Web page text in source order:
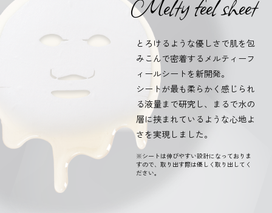
とろけるような優しさで肌を包
みこんで密着するメルティーフ
ィールシートを新開発。
シートが最も柔らかく感じられ
る液量まで研究し、まるで水の
層に挟まれているような心地よ
さを実現しました。
※シートは伸びやすい設計になっておりま
すので、取り出す際は優しく取り出してく
ださい。